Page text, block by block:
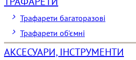
Трафарети багаторазові
Трафарети об'ємні
АКСЕСУАРИ, ІНСТРУМЕНТИ